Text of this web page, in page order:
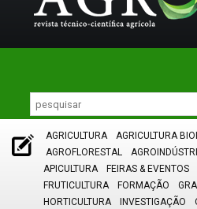
AGRICULTURA AGRICULTURA
AGROFLORESTAL
APICULTURA
FEIRAS & EVENTOS
FRUTICULTURA
FORMAÇÃO
HORTICULTURA
INVESTIGAÇÃO